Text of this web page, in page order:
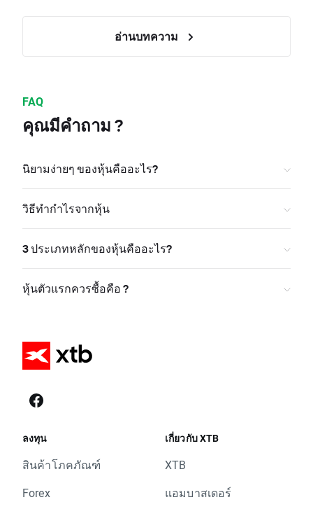
อ่านบทความ
FAQ
คุณมีคำถาม ?
นิยามง่ายๆ ของหุ้นคืออะไร?
วิธีทำกำไรจากหุ้น
3 ประเภทหลักของหุ้นคืออะไร?
หุ้นตัวแรกควรซื้อคือ ?
ลงทุน
สินค้าโภคภัณฑ์
Forex
เกี่ยวกับ XTB
XTB
แอมบาสเดอร์